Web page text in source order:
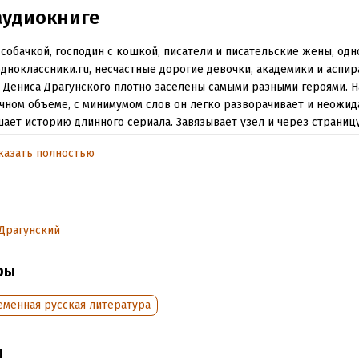
господин с кошкой, писатели и писательские жены,
несчастные дорогие девочки, академики и
Дениса Драгунского плотно заселены самыми разными героями.
объеме, с минимумом слов он легко разворачивает и
историю длинного сериала. Завязывает узел и через
хаоса чувств…
очень язвительную. В рассказах он решил рассказать ту
преувеличенных амбициях, о межличностных барьерах,
все же к разным биологическим видам, а жить им
Дениса Драгунского буквально ворвались на книжный рынок.
полностью
русская литература